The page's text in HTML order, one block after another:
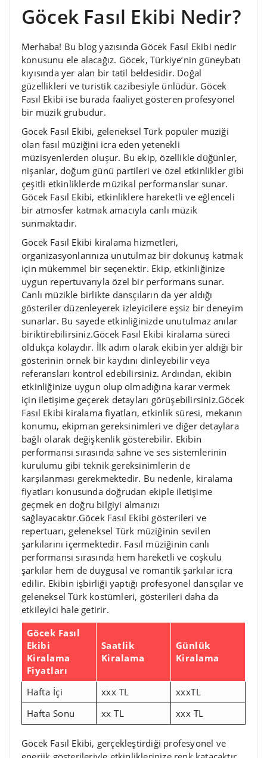
Göcek Fasıl Ekibi Nedir?
Merhaba! Bu blog yazısında Göcek Fasıl Ekibi nedir
konusunu ele alacağız. Göcek, Türkiye’nin güneybatı
kıyısında yer alan bir tatil beldesidir. Doğal
güzellikleri ve turistik cazibesiyle ünlüdür. Göcek
Fasıl Ekibi ise burada faaliyet gösteren profesyonel
bir müzik grubudur.
Göcek Fasıl Ekibi, geleneksel Türk popüler müziği
olan fasıl müziğini icra eden yetenekli
müzisyenlerden oluşur. Bu ekip, özellikle düğünler,
nişanlar, doğum günü partileri ve özel etkinlikler gibi
çeşitli etkinliklerde müzikal performanslar sunar.
Göcek Fasıl Ekibi, etkinliklere hareketli ve eğlenceli
bir atmosfer katmak amacıyla canlı müzik
sunmaktadır.
Göcek Fasıl Ekibi kiralama hizmetleri,
organizasyonlarınıza unutulmaz bir dokunuş katmak
için mükemmel bir seçenektir. Ekip, etkinliğinize
uygun repertuvarıyla özel bir performans sunar.
Canlı müzikle birlikte dansçıların da yer aldığı
gösteriler düzenleyerek izleyicilere eşsiz bir deneyim
sunarlar. Bu sayede etkinliğinizde unutulmaz anılar
biriktirebilirsiniz.Göcek Fasıl Ekibi kiralama süreci
oldukça kolaydır. İlk adım olarak ekibin yer aldığı bir
gösterinin örnek bir kaydını dinleyebilir veya
referansları kontrol edebilirsiniz. Ardından, ekibin
etkinliğinize uygun olup olmadığına karar vermek
için iletişime geçerek detayları görüşebilirsiniz.Göcek
Fasıl Ekibi kiralama fiyatları, etkinlik süresi, mekanın
konumu, ekipman gereksinimleri ve diğer detaylara
bağlı olarak değişkenlik gösterebilir. Ekibin
performansı sırasında sahne ve ses sistemlerinin
kurulumu gibi teknik gereksinimlerin de
karşılanması gerekmektedir. Bu nedenle, kiralama
fiyatları konusunda doğrudan ekiple iletişime
geçmek en doğru bilgiyi almanızı
sağlayacaktır.Göcek Fasıl Ekibi gösterileri ve
repertuarı, geleneksel Türk müziğinin sevilen
şarkılarını içermektedir. Fasıl müziğinin canlı
performansı sırasında hem hareketli ve coşkulu
şarkılar hem de duygusal ve romantik şarkılar icra
edilir. Ekibin işbirliği yaptığı profesyonel dansçılar ve
geleneksel Türk kostümleri, gösterileri daha da
etkileyici hale getirir.
Göcek Fasıl
Ekibi
Kiralama
Fiyatları
Saatlik
Kiralama
Günlük
Kiralama
Hafta İçi xxx TL
xxxTL
Hafta Sonu
xx TL xxx TL
Göcek Fasıl Ekibi, gerçekleştirdiği profesyonel ve